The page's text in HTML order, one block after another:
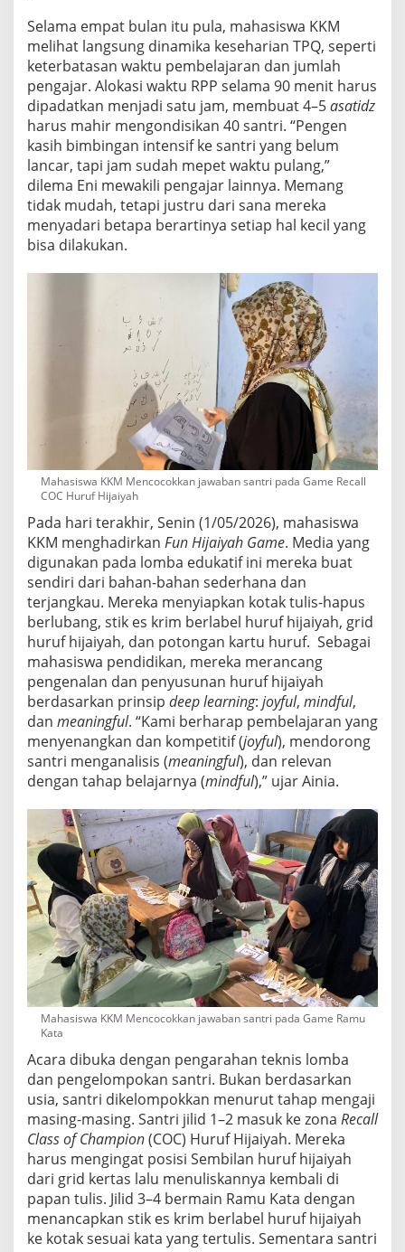
Selama empat bulan itu pula, mahasiswa KKM
melihat langsung dinamika keseharian TPQ, seperti
keterbatasan waktu pembelajaran dan jumlah
pengajar. Alokasi waktu RPP selama 90 menit harus
dipadatkan menjadi satu jam, membuat 4–5asatidz
harus mahir mengondisikan 40 santri. “Pengen
kasih bimbingan intensif ke santri yang belum
lancar, tapi jam sudah mepet waktu pulang,”
dilema Eni mewakili pengajar lainnya. Memang
tidak mudah, tetapi justru dari sana mereka
menyadari betapa berartinya setiap hal kecil yang
bisa dilakukan.
Mahasiswa KKM Mencocokkan jawaban santri pada Game Recall
COC Huruf Hijaiyah
Pada hari terakhir, Senin (1/05/2026), mahasiswa
KKM menghadirkan Fun Hijaiyah Game. Media yang
digunakan pada lomba edukatif ini mereka buat
sendiri dari bahan-bahan sederhana dan
terjangkau. Mereka menyiapkan kotak tulis-hapus
berlubang, stik es krim berlabel huruf hijaiyah, grid
huruf hijaiyah, dan potongan kartu huruf. Sebagai
mahasiswa pendidikan, mereka merancang
pengenalan dan penyusunan huruf hijaiyah
berdasarkan prinsip deep learning: joyful, mindful,
dan meaningful. “Kami berharap pembelajaran yang
menyenangkan dan kompetitif (joyful), mendorong
santri menganalisis (meaningful), dan relevan
dengan tahap belajarnya (mindful),” ujar Ainia.
Mahasiswa KKM Mencocokkan jawaban santri pada Game Ramu
Kata
Acara dibuka dengan pengarahan teknis lomba
dan pengelompokan santri. Bukan berdasarkan
usia, santri dikelompokkan menurut tahap mengaji
masing-masing. Santri jilid 1–2 masuk ke zona Recall
Class of Champion(COC) Huruf Hijaiyah. Mereka
harus mengingat posisi Sembilan huruf hijaiyah
dari grid kertas lalu menuliskannya kembali di
papan tulis. Jilid 3–4 bermain Ramu Kata dengan
menancapkan stik es krim berlabel huruf hijaiyah
ke kotak sesuai kata yang tertulis. Sementara santri